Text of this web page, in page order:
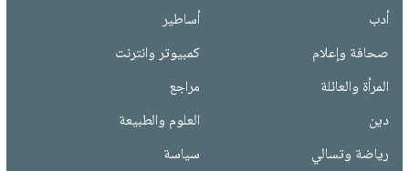
أدب
أساطير
صحافة وإعلام
كمبيوتر وانترنت
المرأة والعائلة
مراجع
دين
العلوم والطبيعة
رياضة وتسالي
سياسة